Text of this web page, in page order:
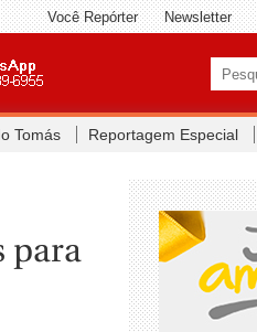
Você Repórter Newsletter
Tomás Reportagem Especial
para